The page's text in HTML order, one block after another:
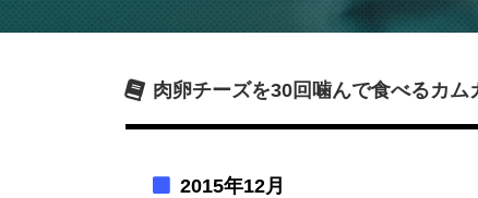
肉卵チーズを30回噛んで食べるカム
2015年12月